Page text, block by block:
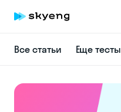
Все статьи Еще тесты